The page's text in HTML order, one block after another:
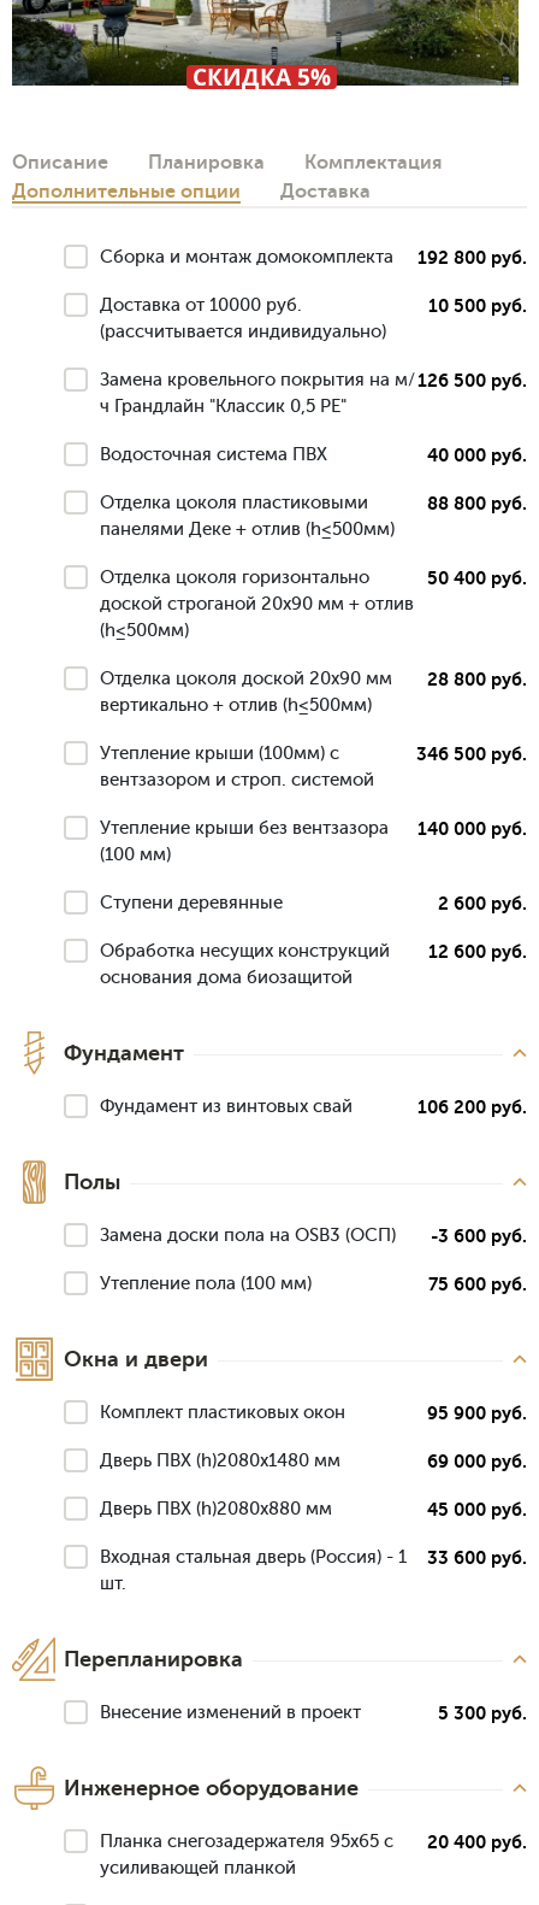
СКИДКА 5%
Описание Планировка
Комплектация
Дополнительные опции
Доставка
Сборка и монтаж домокомплекта 192 800 руб.
Доставка от 10000 руб.
(рассчитывается индивидуально)
10 500 руб.
Замена кровельного покрытия на м/
ч Грандлайн "Классик 0,5 РЕ"
126 500 руб.
Водосточная система ПВХ 40 000 руб.
Отделка цоколя пластиковыми
панелями Деке + отлив (h≤500мм)
88 800 руб.
Отделка цоколя горизонтально
доской строганой 20х90 мм + отлив
(h≤500мм)
50 400 руб.
Отделка цоколя доской 20х90 мм
вертикально + отлив (h≤500мм)
28 800 руб.
Утепление крыши (100мм) с
вентзазором и строп. системой
346 500 руб.
Утепление крыши без вентзазора
(100 мм)
140 000 руб.
Ступени деревянные 2 600 руб.
Обработка несущих конструкций
основания дома биозащитой
12 600 руб.
Фундамент
Фундамент из винтовых свай 106 200 руб.
Полы
Замена доски пола на OSB3 (ОСП) -3 600 руб.
Утепление пола (100 мм) 75 600 руб.
Окна и двери
Комплект пластиковых окон 95 900 руб.
Дверь ПВХ (h)2080х1480 мм 69 000 руб.
Дверь ПВХ (h)2080х880 мм 45 000 руб.
Входная стальная дверь (Россия) - 1
шт.
33 600 руб.
Перепланировка
Внесение изменений в проект 5 300 руб.
Инженерное оборудование
Планка снегозадержателя 95х65 с
усиливающей планкой
20 400 руб.